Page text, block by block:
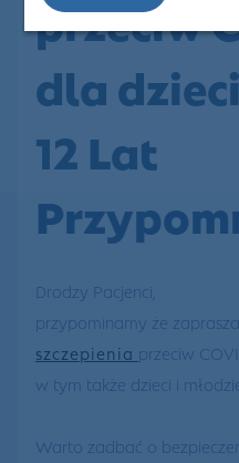
przeciw
dla
12 Lat
Drodzy Pacjenci,
przypominamy że
szczepienia przeciw
w tym także dzieci i
Warto zadbać o